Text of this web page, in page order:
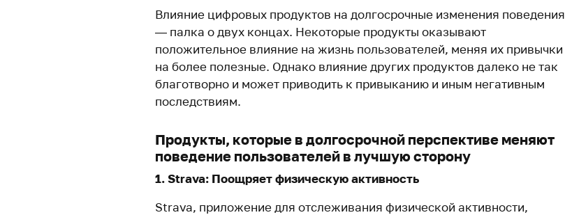
Влияние цифровых продуктов на долгосрочные изменения поведения
— палка о двух концах. Некоторые продукты оказывают
положительное влияние на жизнь пользователей, меняя их привычки
на более полезные. Однако влияние других продуктов далеко не так
благотворно и может приводить к привыканию и иным негативным
последствиям.
Продукты, которые в долгосрочной перспективе меняют
поведение пользователей в лучшую сторону
1. Strava: Поощряет физическую активность
Strava, приложение для отслеживания физической активности,